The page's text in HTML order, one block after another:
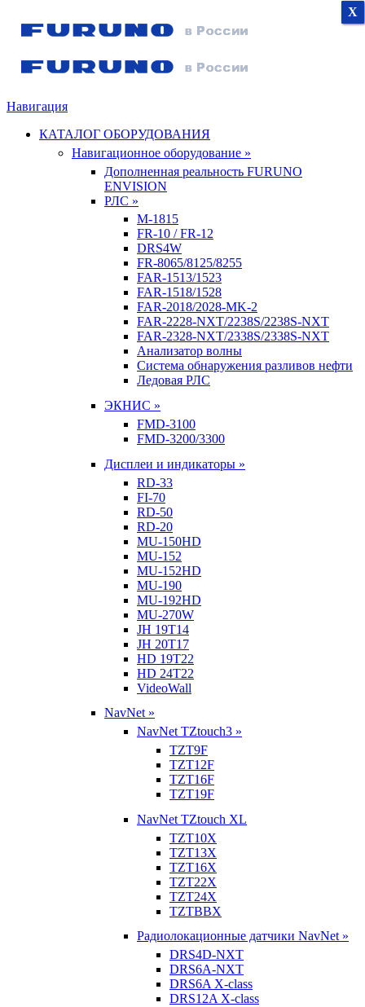
Навигация
КАТАЛОГ ОБОРУДОВАНИЯ
Навигационное оборудование »
Дополненная реальность FURUNO
ENVISION
РЛС »
M-1815
FR-10 / FR-12
DRS4W
FR-8065/8125/8255
FAR-1513/1523
FAR-1518/1528
FAR-2018/2028-MK-2
FAR-2228-NXT/2238S/2238S-NXT
FAR-2328-NXT/2338S/2338S-NXT
Анализатор волны
Система обнаружения разливов нефти
Ледовая РЛС
ЭКНИС »
FMD-3100
FMD-3200/3300
Дисплеи и индикаторы »
RD-33
FI-70
RD-50
RD-20
MU-150HD
MU-152
MU-152HD
MU-190
MU-192HD
MU-270W
JH 19T14
JH 20T17
HD 19T22
HD 24T22
VideoWall
NavNet »
NavNet TZtouch3 »
TZT9F
TZT12F
TZT16F
TZT19F
NavNet TZtouch XL
TZT10X
TZT13X
TZT16X
TZT22X
TZT24X
TZTBBX
Радиолокационные датчики NavNet »
DRS4D-NXT
DRS6A-NXT
DRS6A X-class
DRS12A X-class
X
X
X